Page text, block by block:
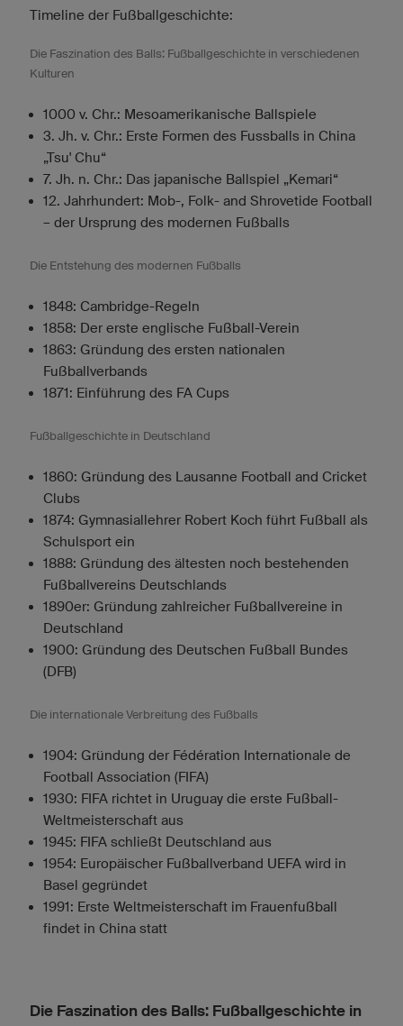
Timeline der Fußballgeschichte:
Die Faszination des Balls: Fußballgeschichte in verschiedenen
Kulturen
1000 v. Chr.: Mesoamerikanische Ballspiele
3. Jh. v. Chr.: Erste Formen des Fussballs in China
„Tsu' Chu“
7. Jh. n. Chr.: Das japanische Ballspiel „Kemari“
12. Jahrhundert: Mob-, Folk- and Shrovetide Football
– der Ursprung des modernen Fußballs
Die Entstehung des modernen Fußballs
1848: Cambridge-Regeln
1858: Der erste englische Fußball-Verein
1863: Gründung des ersten nationalen
Fußballverbands
1871: Einführung des FA Cups
Fußballgeschichte in Deutschland
1860: Gründung des Lausanne Football and Cricket
Clubs
1874: Gymnasiallehrer Robert Koch führt Fußball als
Schulsport ein
1888: Gründung des ältesten noch bestehenden
Fußballvereins Deutschlands
1890er: Gründung zahlreicher Fußballvereine in
Deutschland
1900: Gründung des Deutschen Fußball Bundes
(DFB)
Die internationale Verbreitung des Fußballs
1904: Gründung der Fédération Internationale de
Football Association (FIFA)
1930: FIFA richtet in Uruguay die erste Fußball-
Weltmeisterschaft aus
1945: FIFA schließt Deutschland aus
1954: Europäischer Fußballverband UEFA wird in
Basel gegründet
1991: Erste Weltmeisterschaft im Frauenfußball
findet in China statt
Die Faszination des Balls: Fußballgeschichte in